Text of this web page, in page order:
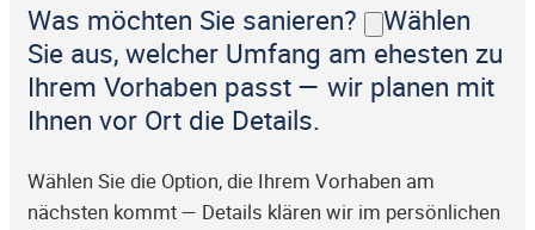
Was möchten Sie sanieren?
Wählen
Sie aus, welcher Umfang am ehesten zu
Ihrem Vorhaben passt — wir planen mit
Ihnen vor Ort die Details.
Wählen Sie die Option, die Ihrem Vorhaben am
nächsten kommt — Details klären wir im persönlichen